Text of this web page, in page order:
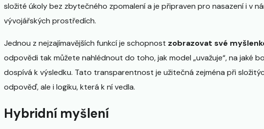
složité úkoly bez zbytečného zpomalení a je připraven pro nasazení i v
vývojářských prostředích.
Jednou z nejzajímavějších funkcí je schopnost zobrazovat své
odpovědi tak můžete nahlédnout do toho, jak model „uvažuje“, na jaké
dospívá k výsledku. Tato transparentnost je užitečná zejména při
odpověď, ale i logiku, která k ní vedla.
Hybridní myšlení